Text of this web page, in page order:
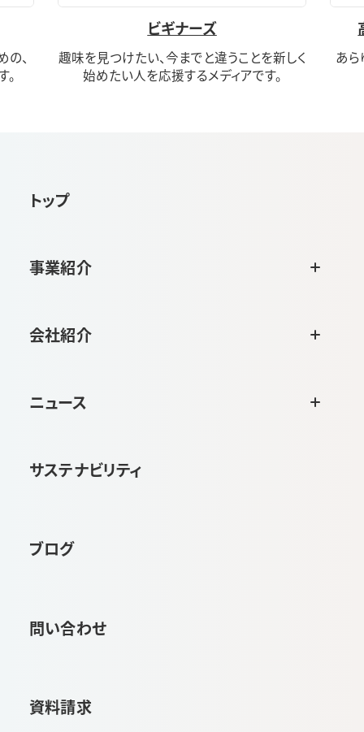
、
ビギナーズ
趣味を見つけたい、今までと違うことを新しく
始めたい人を応援するメディアです。
あら
トップ
事業紹介
会社紹介
ニュース
サステナビリティ
ブログ
問い合わせ
資料請求